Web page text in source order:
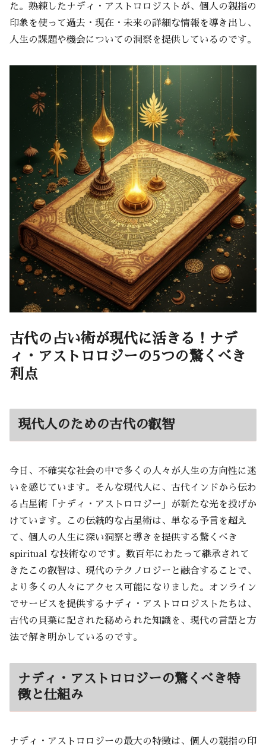
た。熟練したナディ・アストロロジストが、個人の親指の
印象を使って過去・現在・未来の詳細な情報を導き出し、
人生の課題や機会についての洞察を提供しているのです。
古代の占い術が現代に活きる！ナデ
ィ・アストロロジーの5つの驚くべき
利点
現代人のための古代の叡智
今日、不確実な社会の中で多くの人々が人生の方向性に迷
いを感じています。そんな現代人に、古代インドから伝わ
る占星術「ナディ・アストロロジー」が新たな光を投げか
けています。この伝統的な占星術は、単なる予言を超え
て、個人の人生に深い洞察と導きを提供する驚くべき
spiritual な技術なのです。数百年にわたって継承されて
きたこの叡智は、現代のテクノロジーと融合することで、
より多くの人々にアクセス可能になりました。オンライン
でサービスを提供するナディ・アストロロジストたちは、
古代の貝葉に記された秘められた知識を、現代の言語と方
法で解き明かしているのです。
ナディ・アストロロジーの驚くべき特
徴と仕組み
ナディ・アストロロジーの最大の特徴は、個人の親指の印